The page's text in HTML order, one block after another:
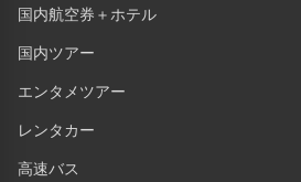
国内航空券＋ホテル
国内ツアー
エンタメツアー
レンタカー
高速バス